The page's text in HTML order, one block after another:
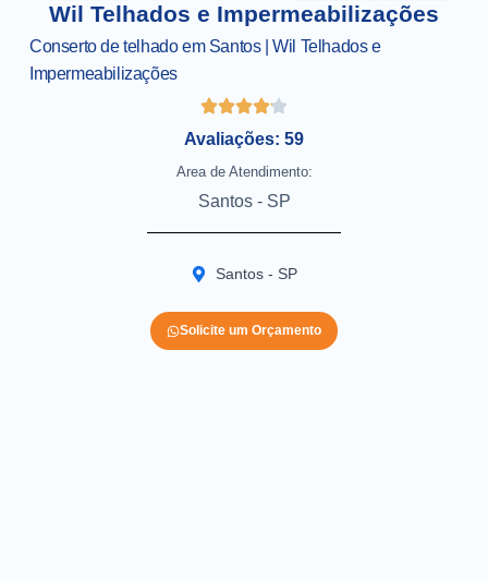
Wil Telhados e Impermeabilizações
Conserto de telhado em Santos | Wil Telhados e
Impermeabilizações
Avaliações: 59
Area de Atendimento:
Santos - SP
Santos - SP
Solicite um Orçamento